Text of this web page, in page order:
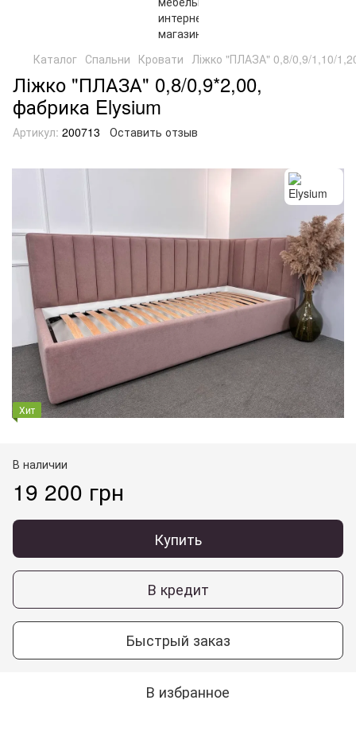
Каталог Спальни Кровати Ліжко "ПЛАЗА" 0,8/0,9/1,10/
Ліжко "ПЛАЗА" 0,8/0,9*2,00,
фабрика Elysium
Артикул: 200713 Оставить отзыв
Хит
В наличии
19 200 грн
Купить
В кредит
Быстрый заказ
В избранное